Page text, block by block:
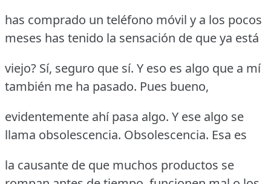
has comprado un teléfono móvil y a los pocos
meses has tenido la sensación de que ya está
viejo? Sí, seguro que sí. Y eso es algo que a mí
también me ha pasado. Pues bueno,
evidentemente ahí pasa algo. Y ese algo se
llama obsolescencia. Obsolescencia. Esa es
la causante de que muchos productos se